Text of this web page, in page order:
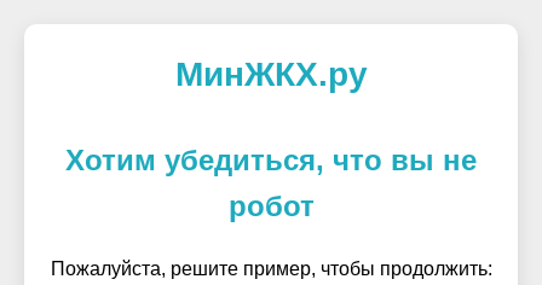
МинЖКХ.ру
Хотим убедиться, что вы не
робот
Пожалуйста, решите пример, чтобы продолжить: